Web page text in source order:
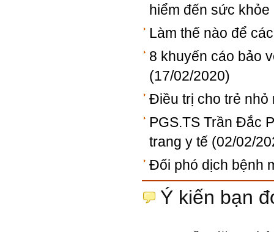
hiểm đến sức khỏe
Làm thế nào để
8 khuyến cáo bảo
(17/02/2020)
Điều trị cho trẻ nhỏ
PGS.TS Trần Đắc
trang y tế (02/02/
Đối phó dịch bệnh
Ý kiến bạn